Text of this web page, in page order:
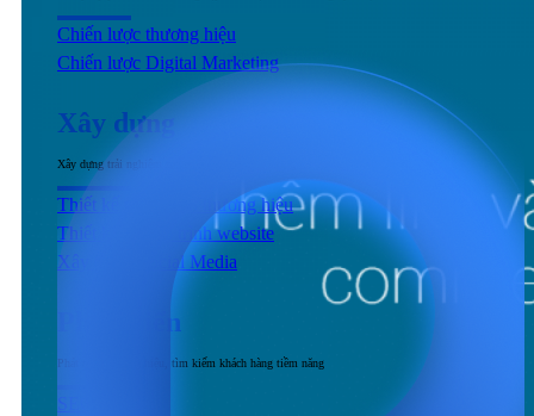
Chiến lược thương hiệu
Chiến lược Digital Marketing
Xây dựng
Xây dựng trải nghiệm người dùng đầu cuối tương tác với sản phẩm & dịch vụ
Thiết kế nhận diện thương hiệu
Thiết kế & Lập trình website
Xây dựng Social Media
Phát triển
Phát triển thương hiệu, tìm kiếm khách hàng tiềm năng